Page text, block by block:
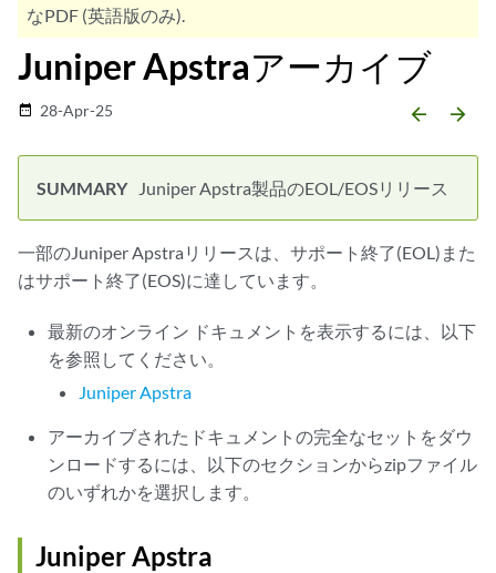
なPDF (英語版のみ).
Juniper Apstraアーカイブ
date_range 28-Apr-25 arrow_backward arrow_forward
Juniper Apstra製品のEOL/EOSリリース
一部のJuniper Apstraリリースは、サポート終了(EOL)また
はサポート終了(EOS)に達しています。
最新のオンライン ドキュメントを表示するには、以下
を参照してください。
Juniper Apstra
アーカイブされたドキュメントの完全なセットをダウ
ンロードするには、以下のセクションからzipファイル
のいずれかを選択します。
Juniper Apstra